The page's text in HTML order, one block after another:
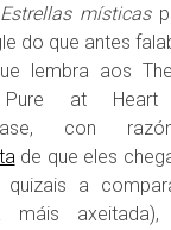
Estrellas místicas
do que antes
lembra aos
Pure at Heart
con
de que eles
quizais a
máis